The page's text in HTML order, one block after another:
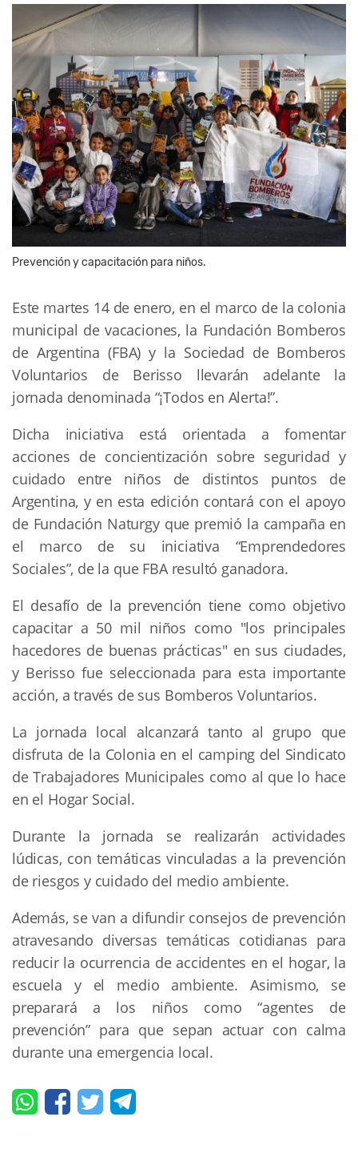
Prevención y capacitación para niños.
Este martes 14 de enero, en el marco de la colonia
municipal de vacaciones, la Fundación Bomberos
de Argentina (FBA) y la Sociedad de Bomberos
Voluntarios de Berisso llevarán adelante la
jornada denominada “¡Todos en Alerta!”.
Dicha iniciativa está orientada a fomentar
acciones de concientización sobre seguridad y
cuidado entre niños de distintos puntos de
Argentina, y en esta edición contará con el apoyo
de Fundación Naturgy que premió la campaña en
el marco de su iniciativa “Emprendedores
Sociales”, de la que FBA resultó ganadora.
El desafío de la prevención tiene como objetivo
capacitar a 50 mil niños como "los principales
hacedores de buenas prácticas" en sus ciudades,
y Berisso fue seleccionada para esta importante
acción, a través de sus Bomberos Voluntarios.
La jornada local alcanzará tanto al grupo que
disfruta de la Colonia en el camping del Sindicato
de Trabajadores Municipales como al que lo hace
en el Hogar Social.
Durante la jornada se realizarán actividades
lúdicas, con temáticas vinculadas a la prevención
de riesgos y cuidado del medio ambiente.
Además, se van a difundir consejos de prevención
atravesando diversas temáticas cotidianas para
reducir la ocurrencia de accidentes en el hogar, la
escuela y el medio ambiente. Asimismo, se
preparará a los niños como “agentes de
prevención” para que sepan actuar con calma
durante una emergencia local.